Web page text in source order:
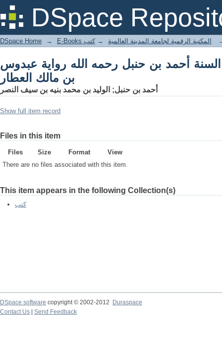
DSpace
رحمه الله رواية عبدوس بن مالك العطار
DSpace Home → E-Books المكتبة الرقمية لجامعة المدينة العالمية → كتب
أحمد بن حنبل رحمه الله رواية عبدوس
بن مالك العطار
أحمد بن حنبل; الوليد بن محمد بنيه بن سيف النصر
Show full item record
Files in this item
Files Size Format
View
There are no files associated with this item.
This item appears in the following Collection(s)
كتب
DSpace software copyright © 2002-2012
Duraspace
Contact Us
Send Feedback